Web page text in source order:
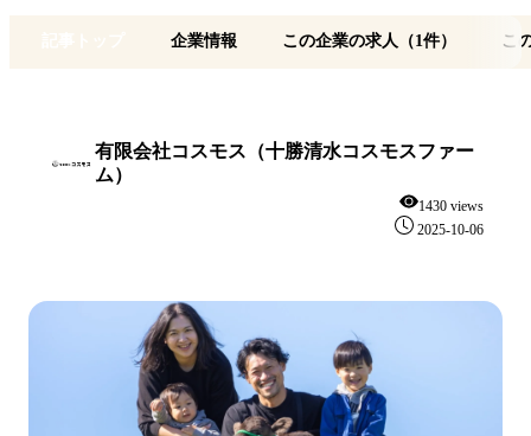
企業情報 この企業の求人（1件） こ
有限会社コスモス（十勝清水コスモスファー
ム）
1430 views
2025-10-06